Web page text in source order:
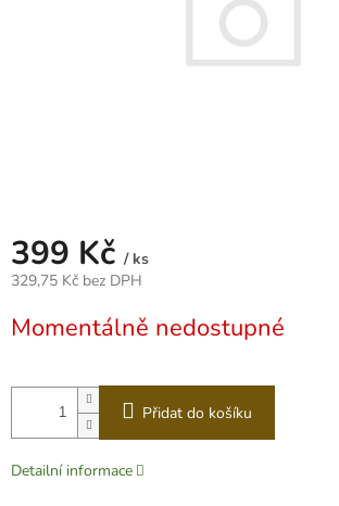
399 Kč / ks
329,75 Kč bez DPH
cena:
Momentálně nedostupné
Přidat do košíku
Detailní informace